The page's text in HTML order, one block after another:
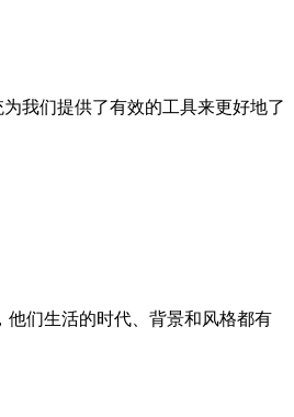
我们提供了有效的工具来更好地了
们生活的时代、背景和风格都有